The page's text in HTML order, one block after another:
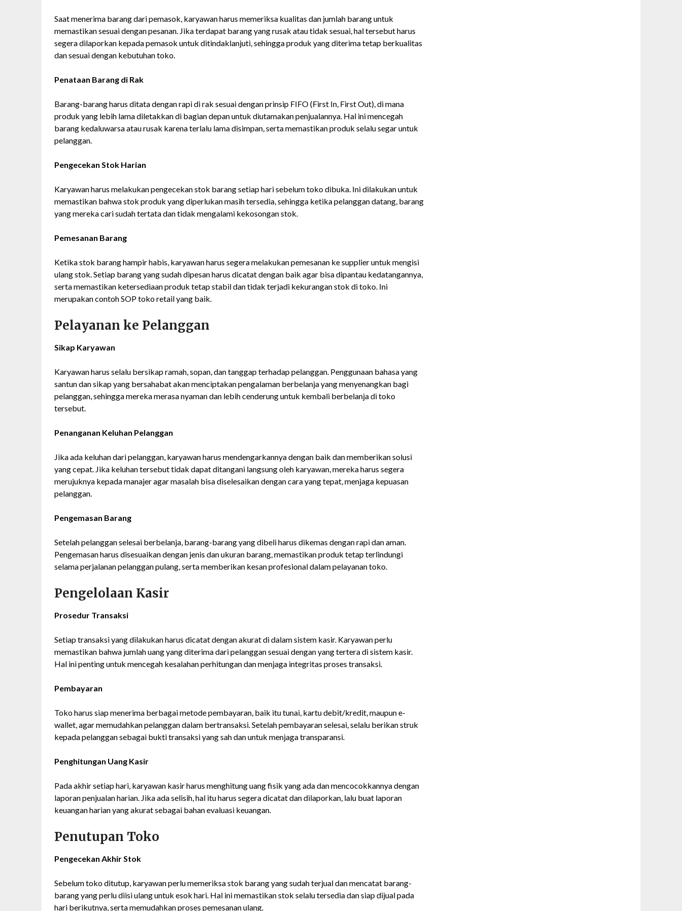
Saat menerima barang dari pemasok, karyawan harus memeriksa kualitas dan jumlah barang untuk
memastikan sesuai dengan pesanan. Jika terdapat barang yang rusak atau tidak sesuai, hal tersebut harus
segera dilaporkan kepada pemasok untuk ditindaklanjuti, sehingga produk yang diterima tetap berkualitas
dan sesuai dengan kebutuhan toko.
Penataan Barang di Rak
Barang-barang harus ditata dengan rapi di rak sesuai dengan prinsip FIFO (First In, First Out), di mana
produk yang lebih lama diletakkan di bagian depan untuk diutamakan penjualannya. Hal ini mencegah
barang kedaluwarsa atau rusak karena terlalu lama disimpan, serta memastikan produk selalu segar untuk
pelanggan.
Pengecekan Stok Harian
Karyawan harus melakukan pengecekan stok barang setiap hari sebelum toko dibuka. Ini dilakukan untuk
memastikan bahwa stok produk yang diperlukan masih tersedia, sehingga ketika pelanggan datang, barang
yang mereka cari sudah tertata dan tidak mengalami kekosongan stok.
Pemesanan Barang
Ketika stok barang hampir habis, karyawan harus segera melakukan pemesanan ke supplier untuk mengisi
ulang stok. Setiap barang yang sudah dipesan harus dicatat dengan baik agar bisa dipantau kedatangannya,
serta memastikan ketersediaan produk tetap stabil dan tidak terjadi kekurangan stok di toko. Ini
merupakan contoh SOP toko retail yang baik.
Pelayanan ke Pelanggan
Sikap Karyawan
Karyawan harus selalu bersikap ramah, sopan, dan tanggap terhadap pelanggan. Penggunaan bahasa yang
santun dan sikap yang bersahabat akan menciptakan pengalaman berbelanja yang menyenangkan bagi
pelanggan, sehingga mereka merasa nyaman dan lebih cenderung untuk kembali berbelanja di toko
tersebut.
Penanganan Keluhan Pelanggan
Jika ada keluhan dari pelanggan, karyawan harus mendengarkannya dengan baik dan memberikan solusi
yang cepat. Jika keluhan tersebut tidak dapat ditangani langsung oleh karyawan, mereka harus segera
merujuknya kepada manajer agar masalah bisa diselesaikan dengan cara yang tepat, menjaga kepuasan
pelanggan.
Pengemasan Barang
Setelah pelanggan selesai berbelanja, barang-barang yang dibeli harus dikemas dengan rapi dan aman.
Pengemasan harus disesuaikan dengan jenis dan ukuran barang, memastikan produk tetap terlindungi
selama perjalanan pelanggan pulang, serta memberikan kesan profesional dalam pelayanan toko.
Pengelolaan Kasir
Prosedur Transaksi
Setiap transaksi yang dilakukan harus dicatat dengan akurat di dalam sistem kasir. Karyawan perlu
memastikan bahwa jumlah uang yang diterima dari pelanggan sesuai dengan yang tertera di sistem kasir.
Hal ini penting untuk mencegah kesalahan perhitungan dan menjaga integritas proses transaksi.
Pembayaran
Toko harus siap menerima berbagai metode pembayaran, baik itu tunai, kartu debit/kredit, maupun e-
wallet, agar memudahkan pelanggan dalam bertransaksi. Setelah pembayaran selesai, selalu berikan struk
kepada pelanggan sebagai bukti transaksi yang sah dan untuk menjaga transparansi.
Penghitungan Uang Kasir
Pada akhir setiap hari, karyawan kasir harus menghitung uang fisik yang ada dan mencocokkannya dengan
laporan penjualan harian. Jika ada selisih, hal itu harus segera dicatat dan dilaporkan, lalu buat laporan
keuangan harian yang akurat sebagai bahan evaluasi keuangan.
Penutupan Toko
Pengecekan Akhir Stok
Sebelum toko ditutup, karyawan perlu memeriksa stok barang yang sudah terjual dan mencatat barang-
barang yang perlu diisi ulang untuk esok hari. Hal ini memastikan stok selalu tersedia dan siap dijual pada
hari berikutnya, serta memudahkan proses pemesanan ulang.